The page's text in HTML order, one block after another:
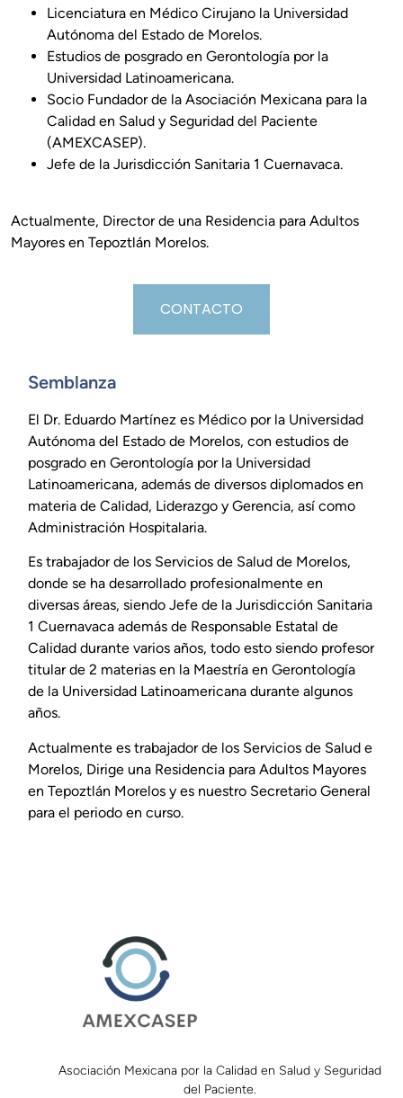
Licenciatura en Médico Cirujano la Universidad
Autónoma del Estado de Morelos.
Estudios de posgrado en Gerontología por la
Universidad Latinoamericana.
Socio Fundador de la Asociación Mexicana para la
Calidad en Salud y Seguridad del Paciente
(AMEXCASEP).
Jefe de la Jurisdicción Sanitaria 1 Cuernavaca.
Actualmente, Director de una Residencia para Adultos
Mayores en Tepoztlán Morelos.
CONTACTO
Semblanza
El Dr. Eduardo Martínez es Médico por la Universidad
Autónoma del Estado de Morelos, con estudios de
posgrado en Gerontología por la Universidad
Latinoamericana, además de diversos diplomados en
materia de Calidad, Liderazgo y Gerencia, así como
Administración Hospitalaria.
Es trabajador de los Servicios de Salud de Morelos,
donde se ha desarrollado profesionalmente en
diversas áreas, siendo Jefe de la Jurisdicción Sanitaria
1 Cuernavaca además de Responsable Estatal de
Calidad durante varios años, todo esto siendo profesor
titular de 2 materias en la Maestría en Gerontología
de la Universidad Latinoamericana durante algunos
años.
Actualmente es trabajador de los Servicios de Salud e
Morelos, Dirige una Residencia para Adultos Mayores
en Tepoztlán Morelos y es nuestro Secretario General
para el periodo en curso.
Asociación Mexicana por la Calidad en Salud y Seguridad
del Paciente.